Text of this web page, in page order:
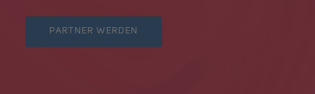
PARTNER WERDEN